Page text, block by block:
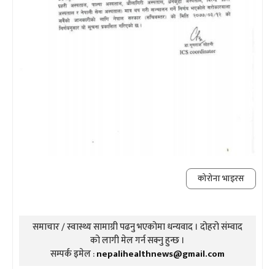
कोरोना भाइरस
समाचार / स्वास्थ्य सामाग्री पढनु भएकोमा धन्यवाद । दोहरो संम्वाद
को लागी मेल गर्न सक्नु हुन्छ ।
सम्पर्क इमेल :nepalihealthnews@gmail.com